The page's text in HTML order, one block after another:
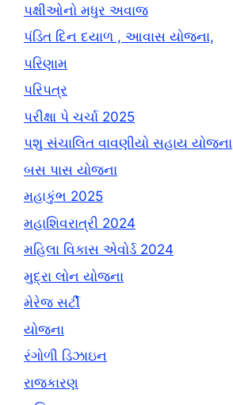
પક્ષીઓનો મધુર અવાજ
પંડિત દિન દયાળ , આવાસ યોજના,
પરિણામ
પરિપત્ર
પરીક્ષા પે ચર્ચા 2025
પશુ સંચાલિત વાવણીયો સહાય યોજના
બસ પાસ યોજના
મહાકુંભ 2025
મહાશિવરાત્રી 2024
મહિલા વિકાસ એવોર્ડ 2024
મુદ્રા લોન યોજના
મેરેજ સર્ટી
યોજના
રંગોળી ડિઝાઇન
રાજકારણ